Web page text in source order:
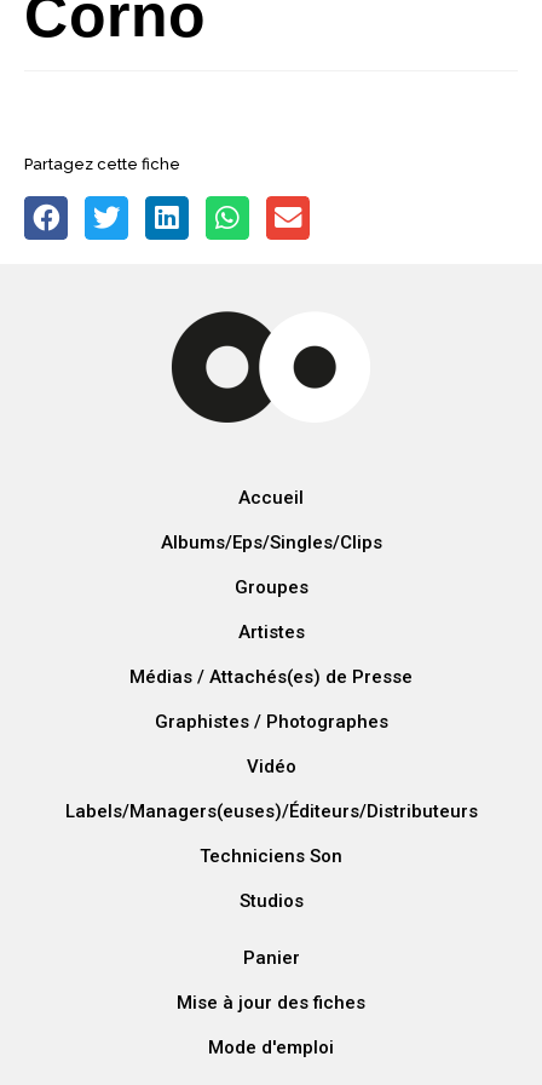
Corno
Partagez cette fiche
Accueil
Albums/Eps/Singles/Clips
Groupes
Artistes
Médias / Attachés(es) de Presse
Graphistes / Photographes
Vidéo
Labels/Managers(euses)/Éditeurs/Distributeurs
Techniciens Son
Studios
Panier
Mise à jour des fiches
Mode d'emploi